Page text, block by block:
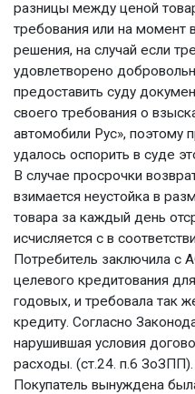
разницы между ценой
требования или на момент
решения, на случай если
удовлетворено
предоставить суду
своего требования о
автомобили Рус», поэтому
удалось оспорить в суде
В случае просрочки
взимается неустойка в
товара за каждый день
исчисляется с в
Потребитель заключила с
целевого кредитования
годовых, и требовала так
кредиту. Согласно
нарушившая условия
расходы. (ст.24. п.6 ЗоЗПП).
Покупатель вынуждена